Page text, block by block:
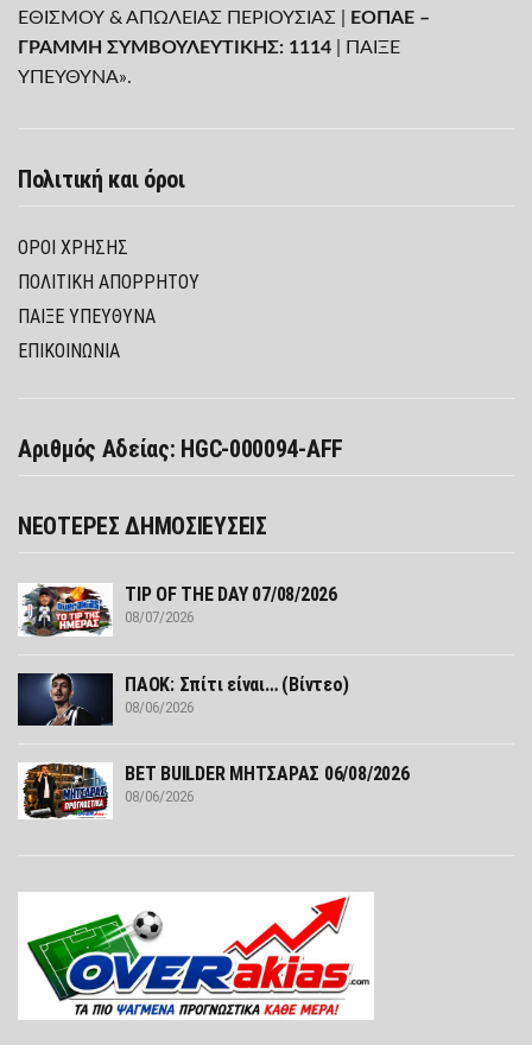
ΕΘΙΣΜΟΥ & ΑΠΩΛΕΙΑΣ ΠΕΡΙΟΥΣΙΑΣ |
ΕΟΠΑΕ –
ΓΡΑΜΜΗ ΣΥΜΒΟΥΛΕΥΤΙΚΗΣ: 1114 | ΠΑΙΞΕ
ΥΠΕΥΘΥΝΑ».
Πολιτική και όροι
ΌΡΟΙ ΧΡΉΣΗΣ
ΠΟΛΙΤΙΚΉ ΑΠΟΡΡΉΤΟΥ
ΠΑΊΞΕ ΥΠΕΎΘΥΝΑ
ΕΠΙΚΟΙΝΩΝΙΑ
Αριθμός Αδείας: HGC-000094-AFF
ΝΕΟΤΕΡΕΣ ΔΗΜΟΣΙΕΥΣΕΙΣ
TIP OF THE DAY 07/08/2026
08/07/2026
ΠΑΟΚ: Σπίτι είναι… (Βίντεο)
08/06/2026
ΒΕΤ BUILDER ΜΗΤΣΑΡΑΣ 06/08/2026
08/06/2026